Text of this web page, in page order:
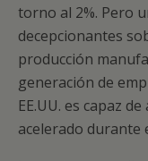
torno al 2%. Pero
decepcionantes
producción
generación de
EE.UU. es capaz
acelerado durante